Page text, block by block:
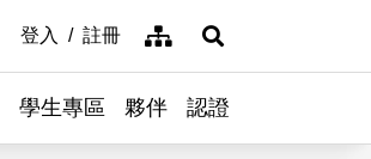
登入 註冊 網站導覽展開搜尋
學生專區 夥伴 認證